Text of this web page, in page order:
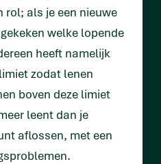
rol; als je een nieuwe
welke lopende
heeft namelijk
zodat lenen
boven deze limiet
leent dan je
aflossen, met een